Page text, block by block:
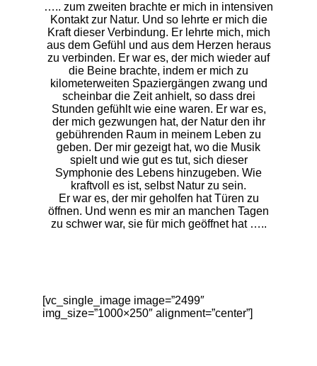
….. zum zweiten brachte er mich in intensiven
Kontakt zur Natur. Und so lehrte er mich die
Kraft dieser Verbindung. Er lehrte mich, mich
aus dem Gefühl und aus dem Herzen heraus
zu verbinden. Er war es, der mich wieder auf
die Beine brachte, indem er mich zu
kilometerweiten Spaziergängen zwang und
scheinbar die Zeit anhielt, so dass drei
Stunden gefühlt wie eine waren. Er war es,
der mich gezwungen hat, der Natur den ihr
gebührenden Raum in meinem Leben zu
geben. Der mir gezeigt hat, wo die Musik
spielt und wie gut es tut, sich dieser
Symphonie des Lebens hinzugeben. Wie
kraftvoll es ist, selbst Natur zu sein.
Er war es, der mir geholfen hat Türen zu
öffnen. Und wenn es mir an manchen Tagen
zu schwer war, sie für mich geöffnet hat …..
[vc_single_image image=”2499″
img_size=”1000×250″ alignment=”center”]